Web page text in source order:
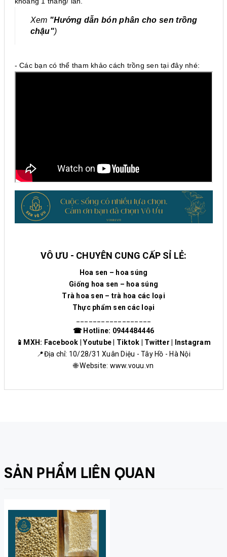
Xem "Hướng dẫn bón phân cho sen trồng
chậu")
- Các bạn có thể tham khảo cách trồng sen tại đây nhé:
VÔ ƯU - CHUYÊN CUNG CẤP SỈ LẺ:
Hoa sen – hoa súng
Giống hoa sen – hoa súng
Trà hoa sen – trà hoa các loại
Thực phẩm sen các loại
☎ Hotline: 0944484446
📱MXH: Facebook |Youtube Tiktok Twitter
Instagram
📍Địa chỉ: 10/28/31 Xuân Diệu - Tây Hồ - Hà Nội
🌐 Website: www.vouu.vn
SẢN PHẨM LIÊN QUAN